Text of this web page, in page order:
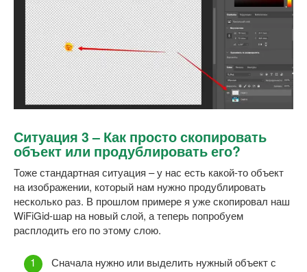
Ситуация 3 – Как просто скопировать
объект или продублировать его?
Тоже стандартная ситуация – у нас есть какой-то объект
на изображении, который нам нужно продублировать
несколько раз. В прошлом примере я уже скопировал наш
WiFiGid-шар на новый слой, а теперь попробуем
расплодить его по этому слою.
Сначала нужно или выделить нужный объект с